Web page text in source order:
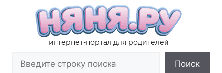
содержимому
интернет-портал для родителей
Поиск